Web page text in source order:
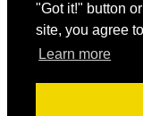
"Got it!" button
site, you agree
Learn more
Disclaimer: Le informazioni
riferimento